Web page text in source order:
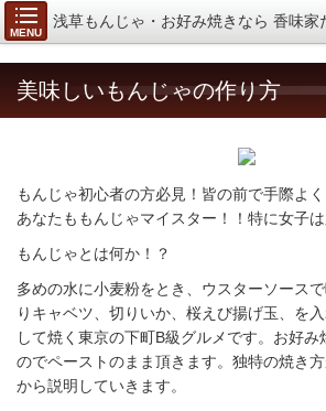
MENU
浅草もんじゃ・お好み焼きなら 香味家
美味しいもんじゃの作り方
もんじゃ初心者の方必見！皆の前で手際よ
あなたももんじゃマイスター！！特に女子は
もんじゃとは何か！？
多めの水に小麦粉をとき、ウスターソース
りキャベツ、切りいか、桜えび揚げ玉、を
して焼く東京の下町B級グルメです。お好
のでペーストのまま頂きます。独特の焼き
から説明していきます。